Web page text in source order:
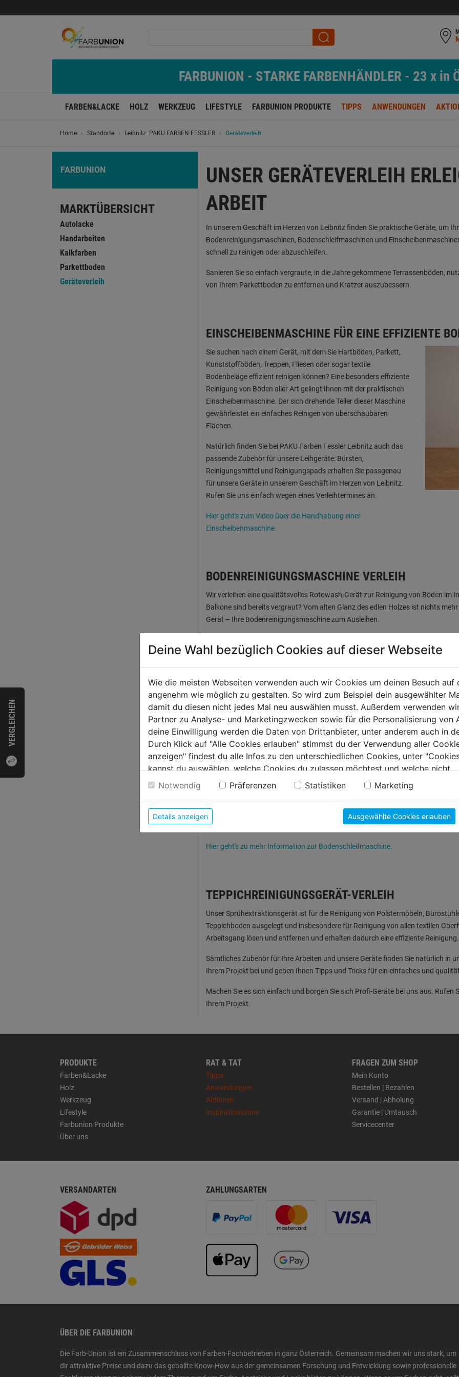
VERGLEICHEN
FARBUNION - STARKE FARBENHÄNDLER - 23 x in
FARBEN&LACKE HOLZ WERKZEUG LIFESTYLE FARBUNION PRODUKTE TIPPS ANWENDUNGEN
Home Standorte Leibnitz. PAKU FARBEN FESSLER Geräteverleih
FARBUNION
MARKTÜBERSICHT
Autolacke
Handarbeiten
Kalkfarben
Parkettboden
Geräteverleih
UNSER GERÄTEVERLEIH
ARBEIT
In unserem Geschäft im Herzen von Leibnitz finden Sie praktische Geräte, um
Bodenreinigungsmaschinen, Bodenschleifmaschinen und
schnell zu reinigen oder abzuschleifen.
Sanieren Sie so einfach vergraute, in die Jahre gekommene Terrassenböden,
von Ihrem Parkettboden zu entfernen und Kratzer auszubessern.
EINSCHEIBENMASCHINE FÜR EINE EFFIZIENTE
Sie suchen nach einem Gerät, mit dem Sie Hartböden, Parkett,
Kunststoffböden, Treppen, Fliesen oder sogar textile
Bodenbeläge effizient reinigen können? Eine besonders effiziente
Reinigung von Böden aller Art gelingt Ihnen mit der praktischen
Einscheibenmaschine. Der sich drehende Teller dieser Maschine
gewährleistet ein einfaches Reinigen von überschaubaren
Flächen.
Natürlich finden Sie bei PAKU Farben Fessler Leibnitz auch das
passende Zubehör für unsere Leihgeräte: Bürsten,
Reinigungsmittel und Reinigungspads erhalten Sie passgenau
für unsere Geräte in unserem Geschäft im Herzen von Leibnitz.
Rufen Sie uns einfach wegen eines Verleihtermines an.
Hier geht's zum Video über die Handhabung einer
Einscheibenmaschine.
BODENREINIGUNGSMASCHINE VERLEIH
Wir verleihen eine qualitätsvolles Rotowash-Gerät zur Reinigung von Böden im
Balkone sind bereits vergraut? Vom alten Glanz des edlen Holzes ist nichts
Gerät – Ihre Bodenreinigungsmaschine zum Ausleihen.
Zwei Bürsten-Schruppwalzen sorgen mit Wasser und einem speziellen
im Außenbereich. Das Schmutzwasser wird praktisch einem eigenen Tank des
Behandeln Sie anschließend Ihren Boden mit einem speziellen Holzöl, dass
Unsere Bodenreinigungsmaschine Rotowash ist für Hart- und Weichhölzer, mit
Hier gehts zu mehr Information zur Rotowash-Bodenreinigung.
BODENSCHLEIFMASCHINEN-VERLEIH
Unsere zentrale Lage in Leibnitz ermöglicht Ihnen ein einfaches Ausborgen
Entfernen Sie Lack-, Wachs-, und Ölreste Ihrer alten Böden einfach, schnell
Hier geht's zu mehr Information zur Bodenschleifmaschine.
TEPPICHREINIGUNGSGERÄT-VERLEIH
Unser Sprühextraktionsgerät ist für die Reinigung von Polstermöbeln,
Teppichboden ausgelegt und insbesondere für Reinigung von allen textilen
Arbeitsgang lösen und entfernen und erhalten dadurch eine effiziente Reinigung.
Sämtliches Zubehör für Ihre Arbeiten und unsere Geräte finden Sie natürlich in
Ihrem Projekt bei und geben Ihnen Tipps und Tricks für ein einfaches und
Machen Sie es sich einfach und borgen Sie sich Profi-Geräte bei uns aus.
Ihrem Projekt.
PRODUKTE
Farben&Lacke
Holz
Werkzeug
Lifestyle
Farbunion Produkte
Über uns
RAT & TAT
Tipps
Anwendungen
Aktionen
Inspirationszone
FRAGEN ZUM SHOP
Mein Konto
Bestellen | Bezahlen
Versand | Abholung
Garantie | Umtausch
Servicecenter
VERSANDARTEN ZAHLUNGSARTEN
ÜBER DIE FARBUNION
Die Farb-Union ist ein Zusammenschluss von Farben-Fachbetrieben in ganz Österreich. Gemeinsam machen wir uns stark, um
dir attraktive Preise und dazu das geballte Know-How aus der gemeinsamen Forschung und Entwicklung sowie professionelle
Deine Wahl bezüglich Cookies auf dieser Webseite
Wie die meisten Webseiten verwenden auch wir Cookies um deinen Besuch auf
angenehm wie möglich zu gestalten. So wird zum Beispiel dein ausgewählter
damit du diesen nicht jedes Mal neu auswählen musst. Außerdem verwenden
Partner zu Analyse- und Marketingzwecken sowie für die Personalisierung von
deine Einwilligung werden die Daten von Drittanbieter, unter anderem auch in
Durch Klick auf "Alle Cookies erlauben" stimmst du der Verwendung aller
anzeigen" findest du alle Infos zu den unterschiedlichen Cookies, unter
kannst du auswählen, welche Cookies du zulassen möchtest und welche nicht.
Weitere Informationen findest du in unserer Datenschutzerklärung
Notwendig Präferenzen Statistiken Marketing
Details anzeigen Ausgewählte Cookies erlauben